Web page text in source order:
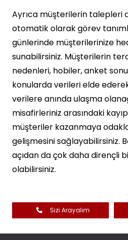
Ayrıca müşterilerin talepleri
otomatik olarak görev
günlerinde müşterilerinize
sunabilirsiniz. Müşterilerin
nedenleri, hobiler, anket
konularda verileri elde
verilere anında ulaşma
misafirleriniz arasındaki
müşteriler kazanmaya
gelişmesini sağlayabilirsiniz.
açıdan da çok daha dirençli
olabilirsiniz.
Sizi Arayalım